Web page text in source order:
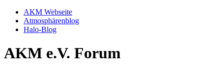
AKM Webseite
Atmosphärenblog
Halo-Blog
AKM e.V. Forum